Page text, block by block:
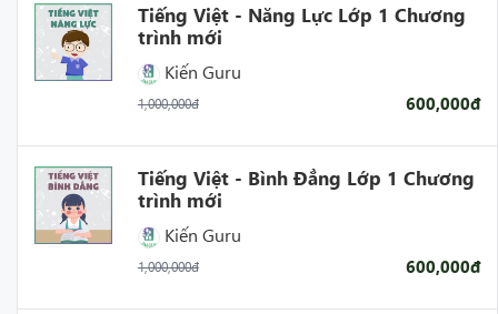
Tiếng Việt - Năng Lực Lớp 1 Chương
trình mới
Kiến Guru
1,000,000đ 600,000đ
Tiếng Việt - Bình Đẳng Lớp 1 Chương
trình mới
Kiến Guru
1,000,000đ 600,000đ